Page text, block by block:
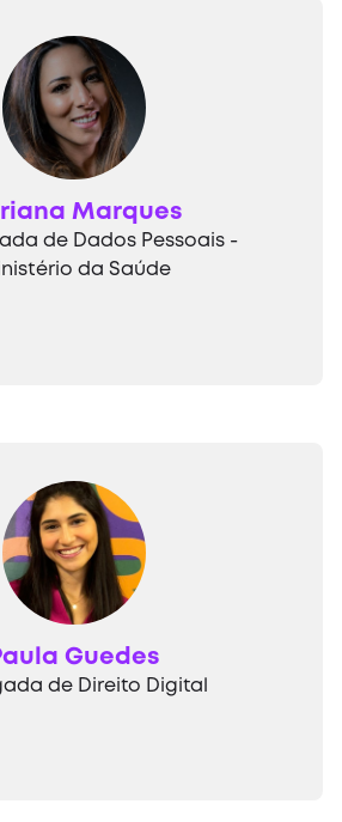
Marques
de Dados Pessoais -
da Saúde
Guedes
de Direito Digital